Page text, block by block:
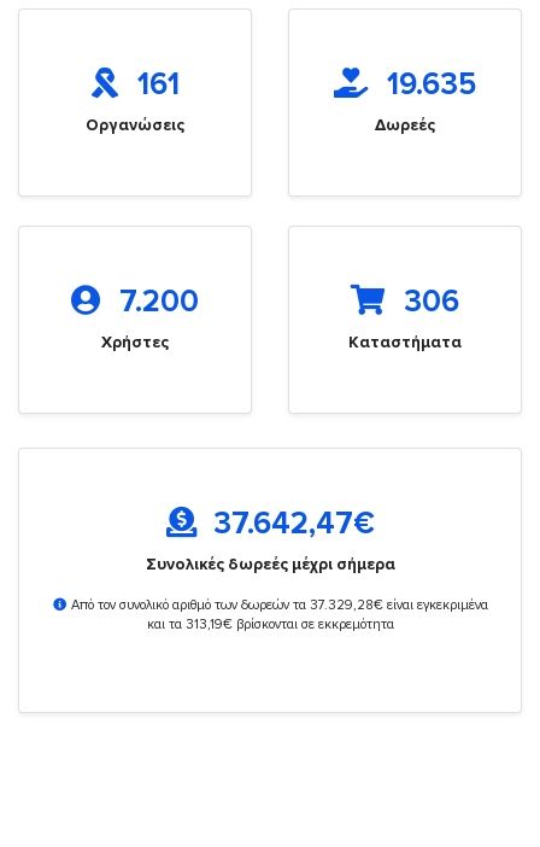
161
Οργανώσεις
19.635
Δωρεές
7.200
Χρήστες
306
Καταστήματα
37.642,47€
Συνολικές δωρεές μέχρι σήμερα
Από τον συνολικό αριθμό των δωρεών τα 37.329,28€ είναι εγκεκριμένα
και τα 313,19€ βρίσκονται σε εκκρεμότητα